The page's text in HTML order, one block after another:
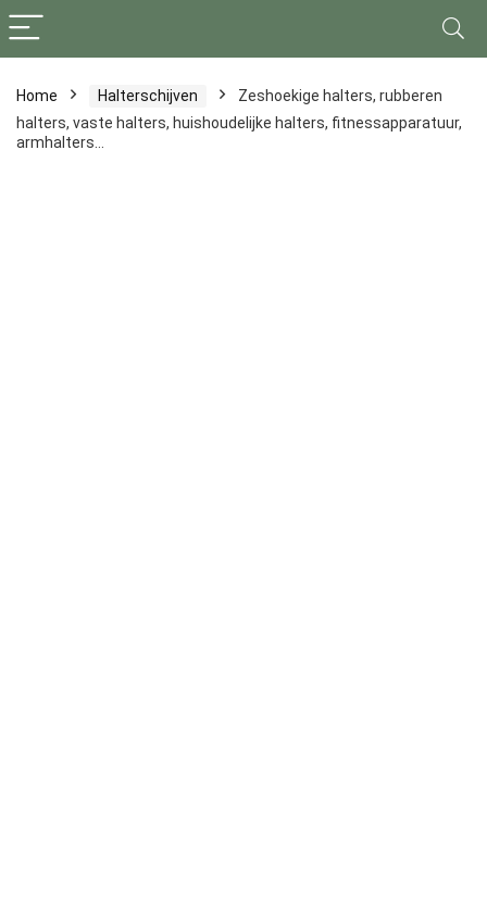
Home Halterschijven
Zeshoekige halters, rubberen
halters, vaste halters, huishoudelijke halters, fitnessapparatuur,
armhalters…